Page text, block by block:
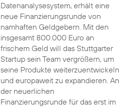
Datenanalysesystem, erhält eine
neue Finanzierungsrunde von
namhaften Geldgebern. Mit den
insgesamt 800.000 Euro an
frischem Geld will das Stuttgarter
Startup sein Team vergrößern, um
seine Produkte weiterzuentwickeln
und europaweit zu expandieren. An
der neuerlichen
Finanzierungsrunde für das erst im